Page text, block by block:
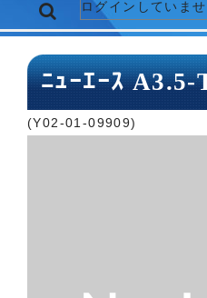
ログインしていま
トップページ
ﾆｭｰｴｰｽ A3.5-
(Y02-01-09909)